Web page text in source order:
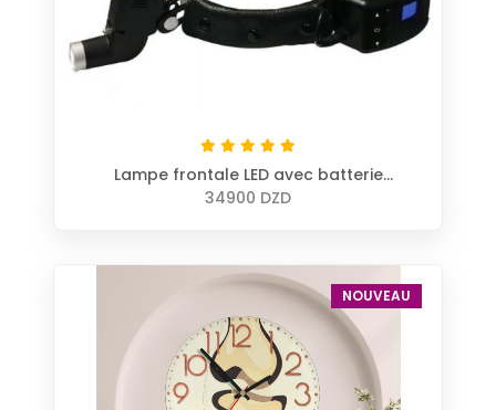
Lampe frontale LED avec batterie
rechargeable
34900 DZD
NOUVEAU